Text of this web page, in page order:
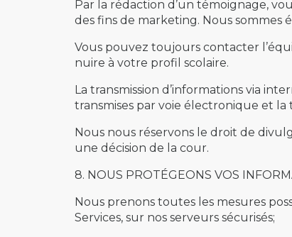
Par la rédaction d’un témoignage,
des fins de marketing. Nous sommes
Vous pouvez toujours contacter
nuire à votre profil scolaire.
La transmission d’informations via
transmises par voie électronique et la
Nous nous réservons le droit de
une décision de la cour.
8. NOUS PROTÉGEONS VOS
Nous prenons toutes les mesures
Services, sur nos serveurs sécurisés;